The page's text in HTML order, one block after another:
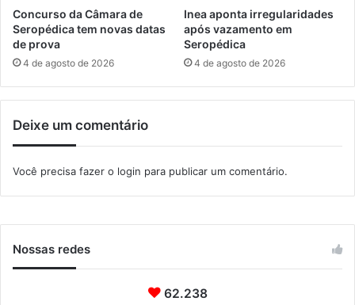
t
e
n
ã
e
r
o
p
d
c
0
Concurso da Câmara de
Seropédica tem novas datas
de prova
4 de agosto de 2026
Inea aponta irregularidades
após vazamento em
Seropédica
4 de agosto de 2026
Deixe um comentário
Você precisa fazer o login para publicar um comentário.
Nossas redes
62.238